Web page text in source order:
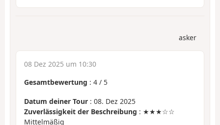
asker
08 Dez 2025 um 10:30
Gesamtbewertung : 4 / 5
Datum deiner Tour : 08. Dez 2025
Zuverlässigkeit der Beschreibung : ★★★☆☆
Mittelmäßig